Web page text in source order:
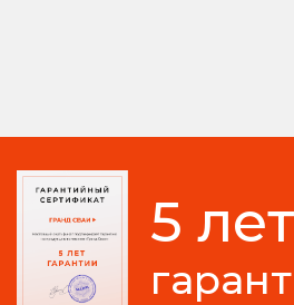
5 лет